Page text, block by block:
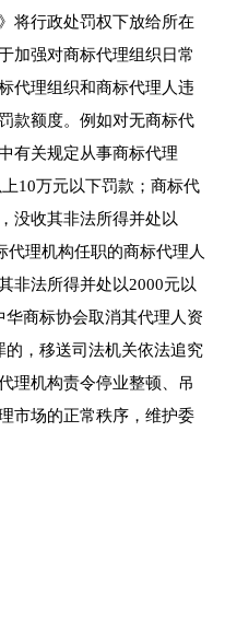
将行政处罚权下放给所在
加强对商标代理组织日常
代理组织和商标代理人违
款额度。例如对无商标代
有关规定从事商标代理
10万元以下罚款；商标代
没收其非法所得并处以
代理机构任职的商标代理人
非法所得并处以2000元以
华商标协会取消其代理人资
，移送司法机关依法追究
理机构责令停业整顿、吊
市场的正常秩序，维护委